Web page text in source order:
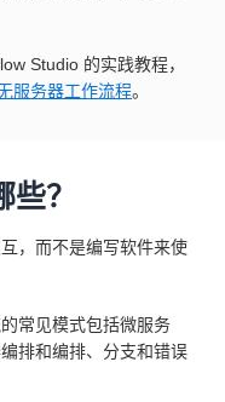
Studio 的实践教程，
服务器工作流程。
？
，而不是编写软件来使
常见模式包括微服务
排和编排、分支和错误